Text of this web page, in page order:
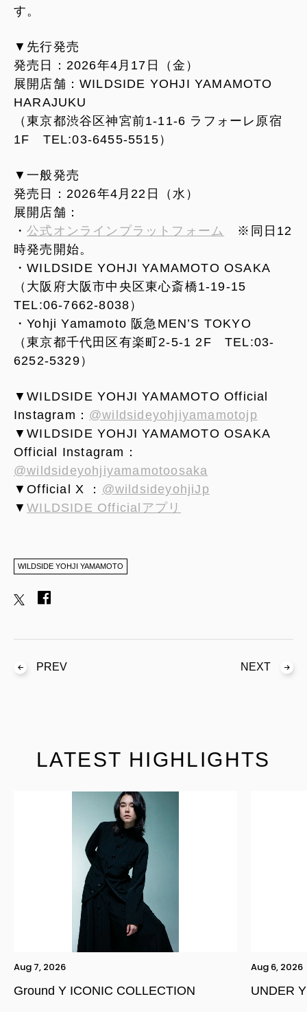
す。
▼先行発売
発売日：2026年4月17日（金）
展開店舗：WILDSIDE YOHJI YAMAMOTO
HARAJUKU
（東京都渋谷区神宮前1-11-6 ラフォーレ原宿
1F TEL:03-6455-5515）
▼一般発売
発売日：2026年4月22日（水）
展開店舗：
・公式オンラインプラットフォーム
※同日12
時発売開始。
・WILDSIDE YOHJI YAMAMOTO OSAKA
（大阪府大阪市中央区東心斎橋1-19-15
TEL:06-7662-8038）
・Yohji Yamamoto 阪急MEN’S TOKYO
（東京都千代田区有楽町2-5-1 2F TEL:03-
6252-5329）
▼WILDSIDE YOHJI YAMAMOTO Official
Instagram： @wildsideyohjiyamamotojp
▼WILDSIDE YOHJI YAMAMOTO OSAKA
Official Instagram：
@wildsideyohjiyamamotoosaka
▼Official X ： @wildsideyohjiJp
▼WILDSIDE Officialアプリ
WILDSIDE YOHJI YAMAMOTO
PREV NEXT
LATEST HIGHLIGHTS
Aug 7, 2026
Ground Y ICONIC COLLECTION
Aug 6, 2026
UNDER